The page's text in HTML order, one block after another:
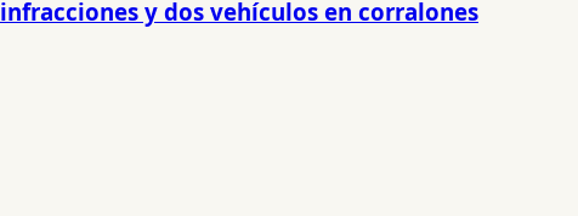
y dos vehículos en corralones